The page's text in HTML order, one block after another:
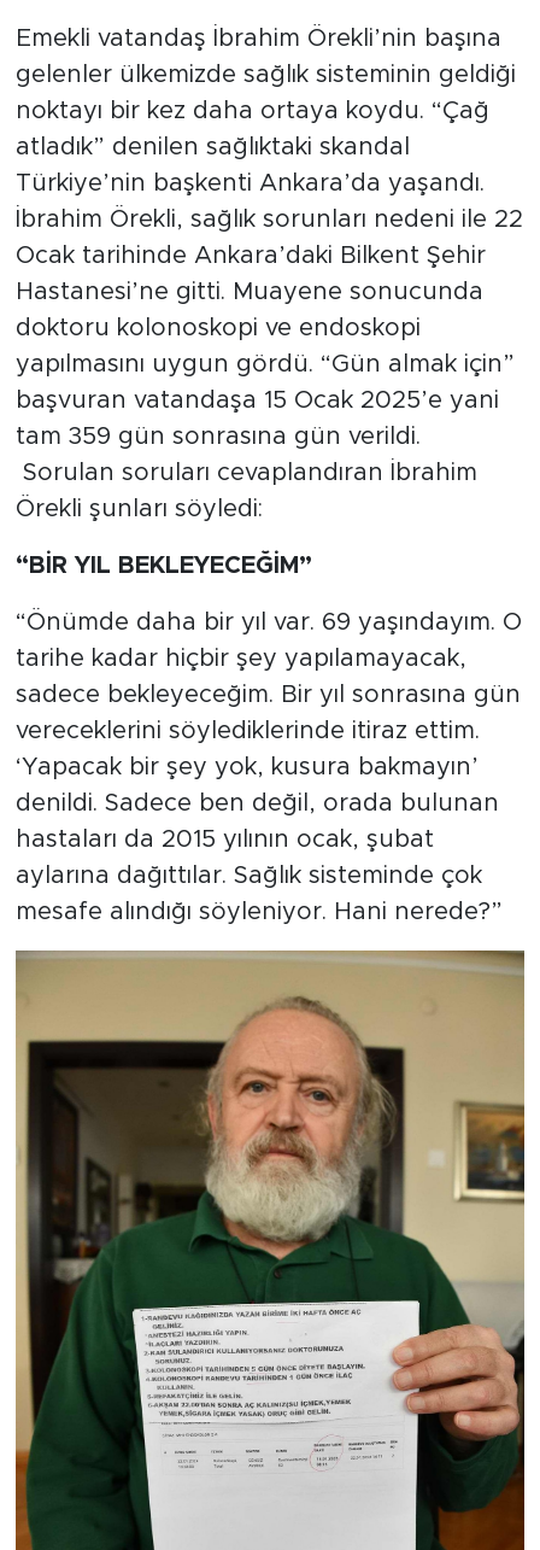
Emekli vatandaş İbrahim Örekli’nin başına
gelenler ülkemizde sağlık sisteminin geldiği
noktayı bir kez daha ortaya koydu. “Çağ
atladık” denilen sağlıktaki skandal
Türkiye’nin başkenti Ankara’da yaşandı.
İbrahim Örekli, sağlık sorunları nedeni ile 22
Ocak tarihinde Ankara’daki Bilkent Şehir
Hastanesi’ne gitti. Muayene sonucunda
doktoru kolonoskopi ve endoskopi
yapılmasını uygun gördü. “Gün almak için”
başvuran vatandaşa 15 Ocak 2025’e yani
tam 359 gün sonrasına gün verildi.
Sorulan soruları cevaplandıran İbrahim
Örekli şunları söyledi:
“BİR YIL BEKLEYECEĞİM”
“Önümde daha bir yıl var. 69 yaşındayım. O
tarihe kadar hiçbir şey yapılamayacak,
sadece bekleyeceğim. Bir yıl sonrasına gün
vereceklerini söylediklerinde itiraz ettim.
‘Yapacak bir şey yok, kusura bakmayın’
denildi. Sadece ben değil, orada bulunan
hastaları da 2015 yılının ocak, şubat
aylarına dağıttılar. Sağlık sisteminde çok
mesafe alındığı söyleniyor. Hani nerede?”
SPOR
KÜLTÜR SANAT
TARİHTEN GÜNÜMÜZE
TARİH
KADIN
SAĞLIK
SİYASET
VİDEOLAR
ALINTI YAZARLAR
SOSYAL MEDYA